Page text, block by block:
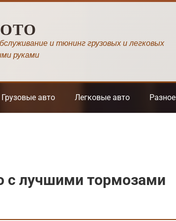
и тюнинг грузовых и легковых
руками
Грузовые авто Легковые авто Разное
с лучшими тормозами